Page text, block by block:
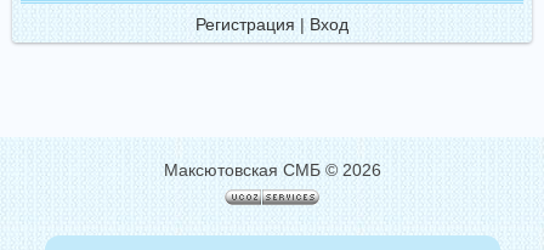
Регистрация | Вход
Максютовская СМБ © 2026